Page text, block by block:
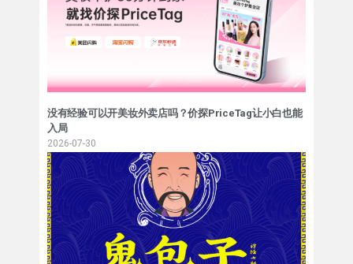
没有经验可以开美妆外卖店吗？价探PriceTag让小白也能
入局
2026-07-30